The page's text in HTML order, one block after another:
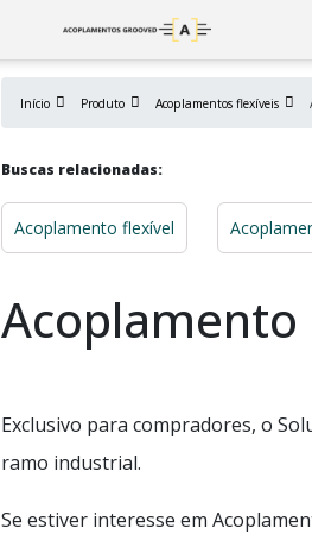
Início Produto Acoplamentos flexíveis
Buscas relacionadas:
Acoplamento flexível
Exclusivo para compradores, o
ramo industrial.
Se estiver interesse em